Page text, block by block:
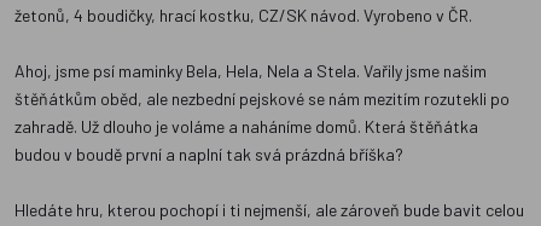
žetonů, 4 boudičky, hrací kostku, CZ/SK návod. Vyrobeno v ČR.
Ahoj, jsme psí maminky Bela, Hela, Nela a Stela. Vařily jsme našim
štěňátkům oběd, ale nezbední pejskové se nám mezitím rozutekli po
zahradě. Už dlouho je voláme a naháníme domů. Která štěňátka
budou v boudě první a naplní tak svá prázdná bříška?
Hledáte hru, kterou pochopí i ti nejmenší, ale zároveň bude bavit celou